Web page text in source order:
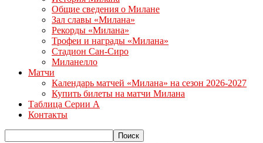
Общие сведения о Милане
Зал славы «Милана»
Рекорды «Милана»
Трофеи и награды «Милана»
Стадион Сан-Сиро
Миланелло
Матчи
Календарь матчей «Милана» на сезон 2026-2027
Купить билеты на матчи Милана
Таблица Серии А
Контакты